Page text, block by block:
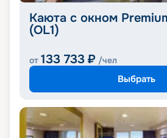
Каюта с окном
(OL1)
от 133 733 ₽ /чел
Выбрать